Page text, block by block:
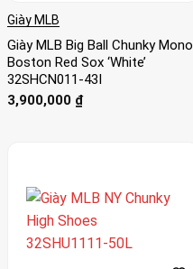
Giày MLB
Giày MLB Big Ball Chunky Mono
Boston Red Sox ‘White’
32SHCN011-43I
3,900,000 ₫